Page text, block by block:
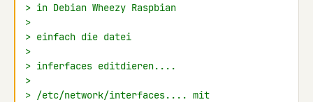
> in Debian Wheezy Raspbian
>
> einfach die datei
>
> inferfaces editdieren....
>
> /etc/network/interfaces.... mit